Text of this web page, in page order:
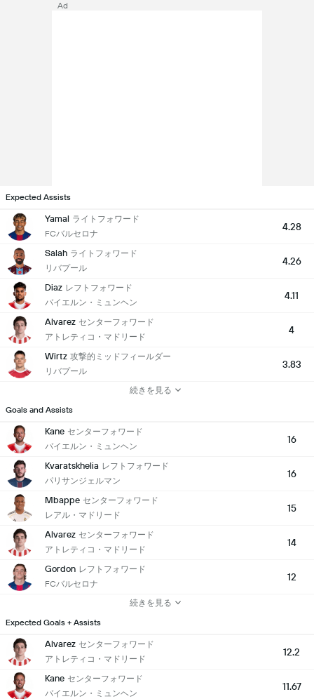
Ad
Expected Assists
Yamal ライトフォワード
FCバルセロナ
4.28
Salah ライトフォワード
リバプール
4.26
Diaz レフトフォワード
バイエルン・ミュンヘン
4.11
Alvarez センターフォワード
アトレティコ・マドリード
4
Wirtz 攻撃的ミッドフィールダー
リバプール
3.83
続きを見る
Goals and Assists
Kane センターフォワード
バイエルン・ミュンヘン
16
Kvaratskhelia レフトフォワード
パリサンジェルマン
16
Mbappe センターフォワード
レアル・マドリード
15
Alvarez センターフォワード
アトレティコ・マドリード
14
Gordon レフトフォワード
FCバルセロナ
12
続きを見る
Expected Goals + Assists
Alvarez センターフォワード
アトレティコ・マドリード
12.2
Kane センターフォワード
バイエルン・ミュンヘン
11.67